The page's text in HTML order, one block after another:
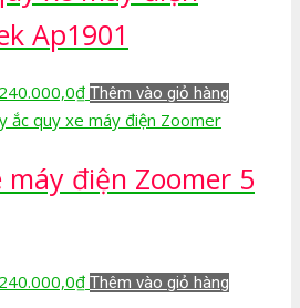
Ap1901
₫Giá
hiện
là:
2.240.000,0₫.
Thêm vào giỏ hàng
máy điện Zoomer 5
₫Giá
Thêm vào giỏ hàng